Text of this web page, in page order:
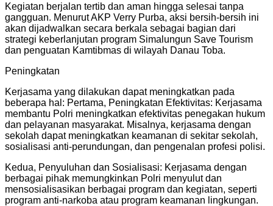
Kegiatan berjalan tertib dan aman hingga selesai tanpa
gangguan. Menurut AKP Verry Purba, aksi bersih-bersih ini
akan dijadwalkan secara berkala sebagai bagian dari
strategi keberlanjutan program Simalungun Save Tourism
dan penguatan Kamtibmas di wilayah Danau Toba.
Peningkatan
Kerjasama yang dilakukan dapat meningkatkan pada
beberapa hal: Pertama, Peningkatan Efektivitas: Kerjasama
membantu Polri meningkatkan efektivitas penegakan hukum
dan pelayanan masyarakat. Misalnya, kerjasama dengan
sekolah dapat meningkatkan keamanan di sekitar sekolah,
sosialisasi anti-perundungan, dan pengenalan profesi polisi.
Kedua, Penyuluhan dan Sosialisasi: Kerjasama dengan
berbagai pihak memungkinkan Polri menyulut dan
mensosialisasikan berbagai program dan kegiatan, seperti
program anti-narkoba atau program keamanan lingkungan.